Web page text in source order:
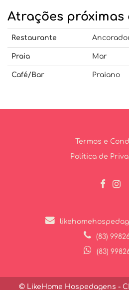
Atrações próximas
Restaurante
Praia Mar
Café/Bar Praiano
Termos e
Política de
(83)
(83)
© LikeHome Hospedagens -